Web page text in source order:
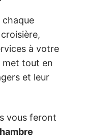
chaque
à votre
met tout en
et leur
vous feront